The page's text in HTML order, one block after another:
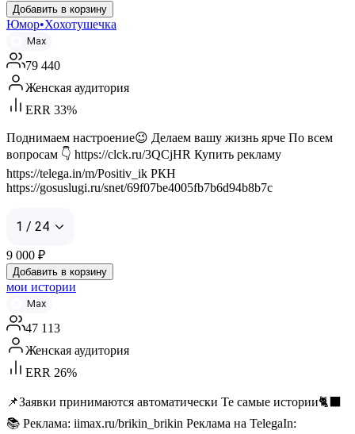
Добавить в корзину
Юмор•Хохотушечка
Max
79 440
Женская аудитория
ERR 33%
Поднимаем настроение😉 Делаем вашу жизнь ярче По всем
вопросам 👇 https://clck.ru/3QCjHR Купить рекламу
https://telega.in/m/Positiv_ik РКН
https://gosuslugi.ru/snet/69f07be4005fb7b6d94b8b7c
1 / 24
9 000 ₽
Добавить в корзину
мои истории
Max
47 113
Женская аудитория
ERR 26%
📌Заявки принимаются автоматически Те самые истории🐈‍⬛
📚 Реклама: iimax.ru/brikin_brikin Реклама на TelegaIn: